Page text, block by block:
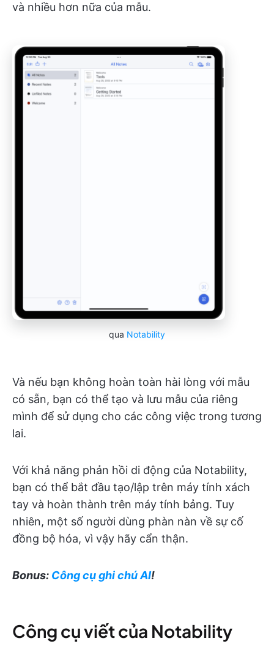
và nhiều hơn nữa của mẫu.
qua Notability
Và nếu bạn không hoàn toàn hài lòng với mẫu
có sẵn, bạn có thể tạo và lưu mẫu của riêng
mình để sử dụng cho các công việc trong tương
lai.
Với khả năng phản hồi di động của Notability,
bạn có thể bắt đầu tạo/lập trên máy tính xách
tay và hoàn thành trên máy tính bảng. Tuy
nhiên, một số người dùng phàn nàn về sự cố
đồng bộ hóa, vì vậy hãy cẩn thận.
Bonus: Công cụ ghi chú AI!
Công cụ viết của Notability